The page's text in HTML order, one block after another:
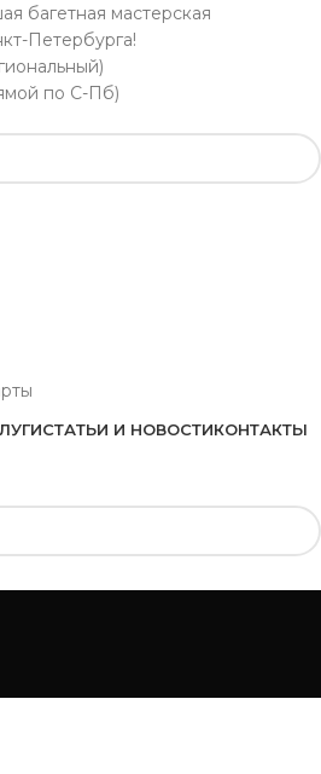
багетная мастерская
Петербурга!
по С-Пб)
СТАТЬИ И НОВОСТИКОНТАКТЫ